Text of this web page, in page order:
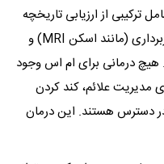
از ارزیابی تاریخچه
پزشکی، معاینه عصبی، آزمایشات تصویربرداری (مانند اسکن MRI) و
درمانی برای ام اس وجود
مدیریت علائم، کند کردن
دسترس هستند. این درمان